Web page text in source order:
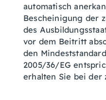
automatisch
Bescheinigung der
des
vor dem Beitritt
den
2005/36/EG
erhalten Sie bei der